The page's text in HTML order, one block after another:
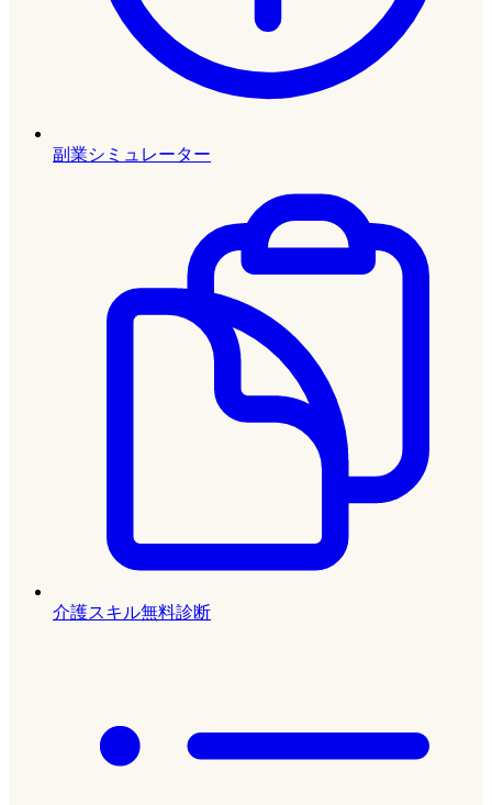
副業シミュレーター
介護スキル無料診断